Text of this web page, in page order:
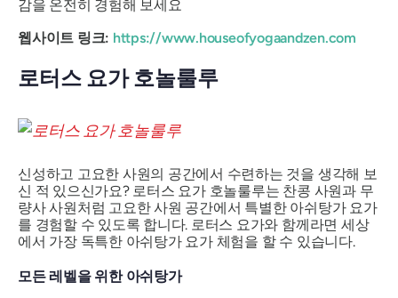
감을 온전히 경험해 보세요
웹사이트 링크: https://www.houseofyogaandzen.com
로터스 요가 호놀룰루
신성하고 고요한 사원의 공간에서 수련하는 것을 생각해 보
신 적 있으신가요? 로터스 요가 호놀룰루는 찬콩 사원과 무
량사 사원처럼 고요한 사원 공간에서 특별한 아쉬탕가 요가
를 경험할 수 있도록 합니다. 로터스 요가와 함께라면 세상
에서 가장 독특한 아쉬탕가 요가 체험을 할 수 있습니다.
모든 레벨을 위한 아쉬탕가